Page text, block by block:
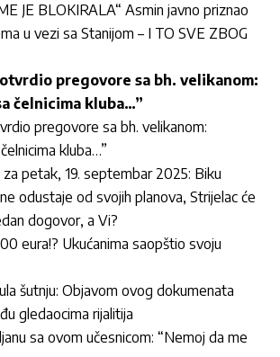
JE BLOKIRALA“ Asmin javno priznao
u vezi sa Stanijom – I TO SVE ZBOG
pregovore sa bh. velikanom:
čelnicima kluba…”
pregovore sa bh. velikanom:
kluba…”
petak, 19. septembar 2025: Biku
odustaje od svojih planova, Strijelac će
dogovor, a Vi?
eura!? Ukućanima saopštio svoju
šutnju: Objavom ovog dokumenata
gledaocima rijalitija
sa ovom učesnicom: “Nemoj da me